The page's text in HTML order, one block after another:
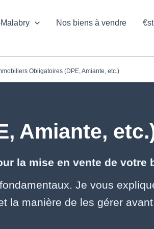
Nos biens à vendre
Obligatoires (DPE, Amiante, etc.)
Amiante,
la mise en vente de votre
Je vous
la manière de les gérer